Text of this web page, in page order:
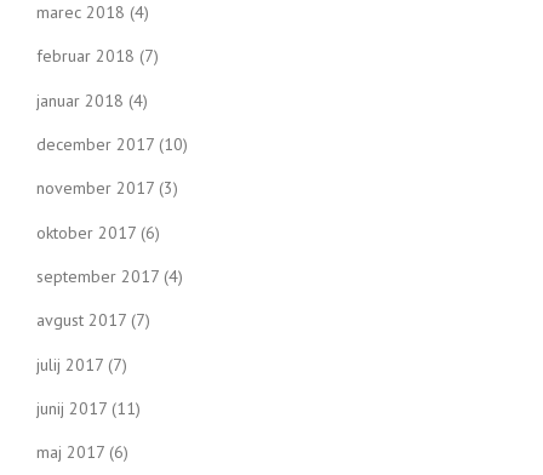
marec 2018 (4)
februar 2018 (7)
januar 2018 (4)
december 2017 (10)
november 2017 (3)
oktober 2017 (6)
september 2017 (4)
avgust 2017 (7)
julij 2017 (7)
junij 2017 (11)
maj 2017 (6)